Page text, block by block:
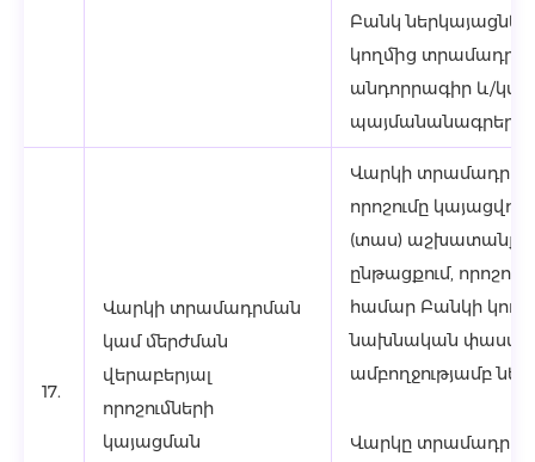
Բանկ
կողմից
անդորրագիր և/
պայմանանագրեր/
17.
Վարկի տրամադրման
կամ մերժման
վերաբերյալ
որոշումների
կայացման
Վարկի
որոշումը
(տաս)
ընթացքում,
համար Բանկի
նախնական
ամբողջությամբ
Վարկը